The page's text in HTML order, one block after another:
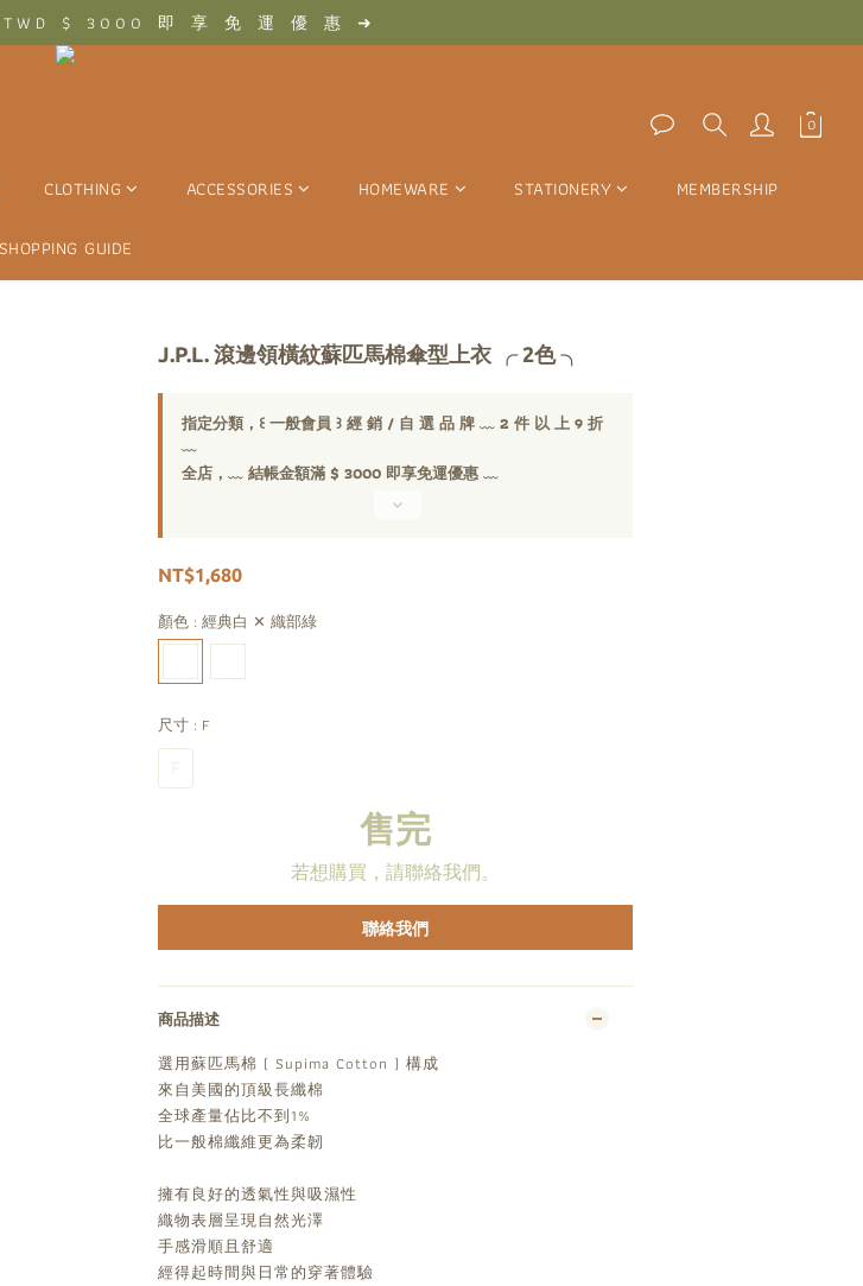
T W D　$　3 0 0 0　即　享　免　運　優　惠　➜
T W D　$　3 0 0 0　即　享　免　運　優　惠　➜
　額　滿　H K D　$　1 5 0 0　即　享　免　運　優　惠　➜
CLOTHING ACCESSORIES HOMEWARE STATIONERY MEMBERSHIP
SHOPPING GUIDE
J.P.L. 滾邊領橫紋蘇匹馬棉傘型上衣 ╭ 2色 ╮
指定分類，꒰ 一般會員 ꒱ 經 銷 / 自 選 品 牌 ﹏ 2 件 以 上 9 折
﹏
全店，﹏ 結帳金額滿 $ 3000 即享免運優惠 ﹏
NT$1,680
顏色 : 經典白 ✕ 織部綠
尺寸 : F
F
售完
若想購買，請聯絡我們。
聯絡我們
商品描述
選用蘇匹馬棉 ( Supima Cotton ) 構成
來自美國的頂級長纖棉
全球產量佔比不到1%
比一般棉纖維更為柔韌
擁有良好的透氣性與吸濕性
織物表層呈現自然光澤
手感滑順且舒適
經得起時間與日常的穿著體驗